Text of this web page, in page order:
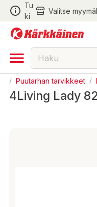
Tu
ki
Valitse
/ Puutarhan tarvikkeet /
4Living Lady